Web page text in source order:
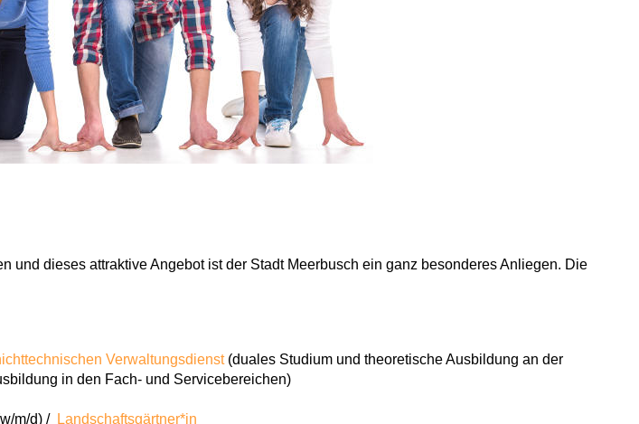
dieses attraktive Angebot ist der Stadt Meerbusch ein ganz besonderes Anliegen. Die
Verwaltungsdienst(duales Studium und theoretische Ausbildung an der
in den Fach- und Servicebereichen)
m/d) / Landschaftsgärtner*in